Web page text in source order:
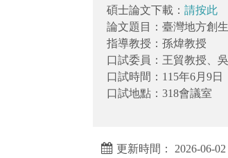
碩士論文下載： 請按此
論文題目：臺灣地方創
指導教授：孫煒教授
口試委員：王貿教授、
口試時間：115年6月9
口試地點：318會議室
更新時間： 2026-06-02